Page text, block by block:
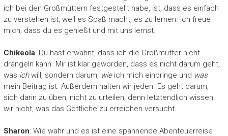
ich bei den Großmüttern festgestellt habe, ist, dass es einfach
zu verstehen ist, weil es Spaß macht, es zu lernen. Ich freue
mich, dass du es genießt und mit uns lernst.
Chikeola: Du hast erwähnt, dass ich die Großmütter nicht
drängeln kann. Mir ist klar geworden, dass es nicht darum geht,
was ichwill, sondern darum, wieich mich einbringe und was
mein Beitrag ist. Außerdem halten wir jeden. Es geht darum,
sich darin zu üben, nicht zu urteilen, denn letztendlich wissen
wir nicht, was das Göttliche zu erreichen versucht.
Sharon: Wie wahr und es ist eine spannende Abenteuerreise